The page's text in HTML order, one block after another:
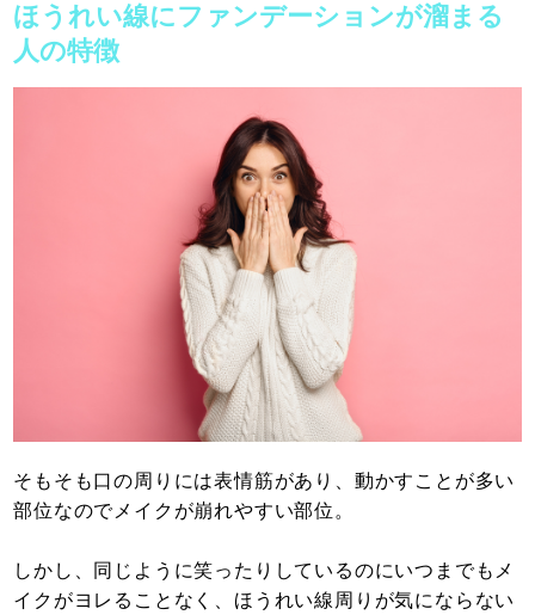
ほうれい線にファンデーションが溜まる
人の特徴
そもそも口の周りには表情筋があり、動かすことが多い
部位なのでメイクが崩れやすい部位。
しかし、同じように笑ったりしているのにいつまでもメ
イクがヨレることなく、ほうれい線周りが気にならない